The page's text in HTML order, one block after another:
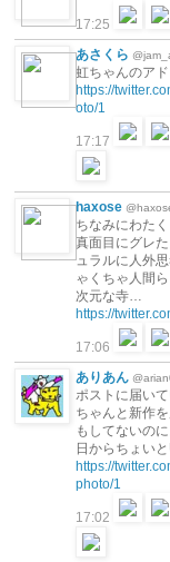
17:25
あさくら
虹ちゃんのア
https://
oto/1
17:17
haxose
ちなみにわた
真面目にグレ
ュラルに人外
ゃくちゃ人間
次元な寺…
https://
17:06
ありあん
ポストに届い
ちゃんと新作
もしてないの
日からちょい
https://
photo/1
17:02